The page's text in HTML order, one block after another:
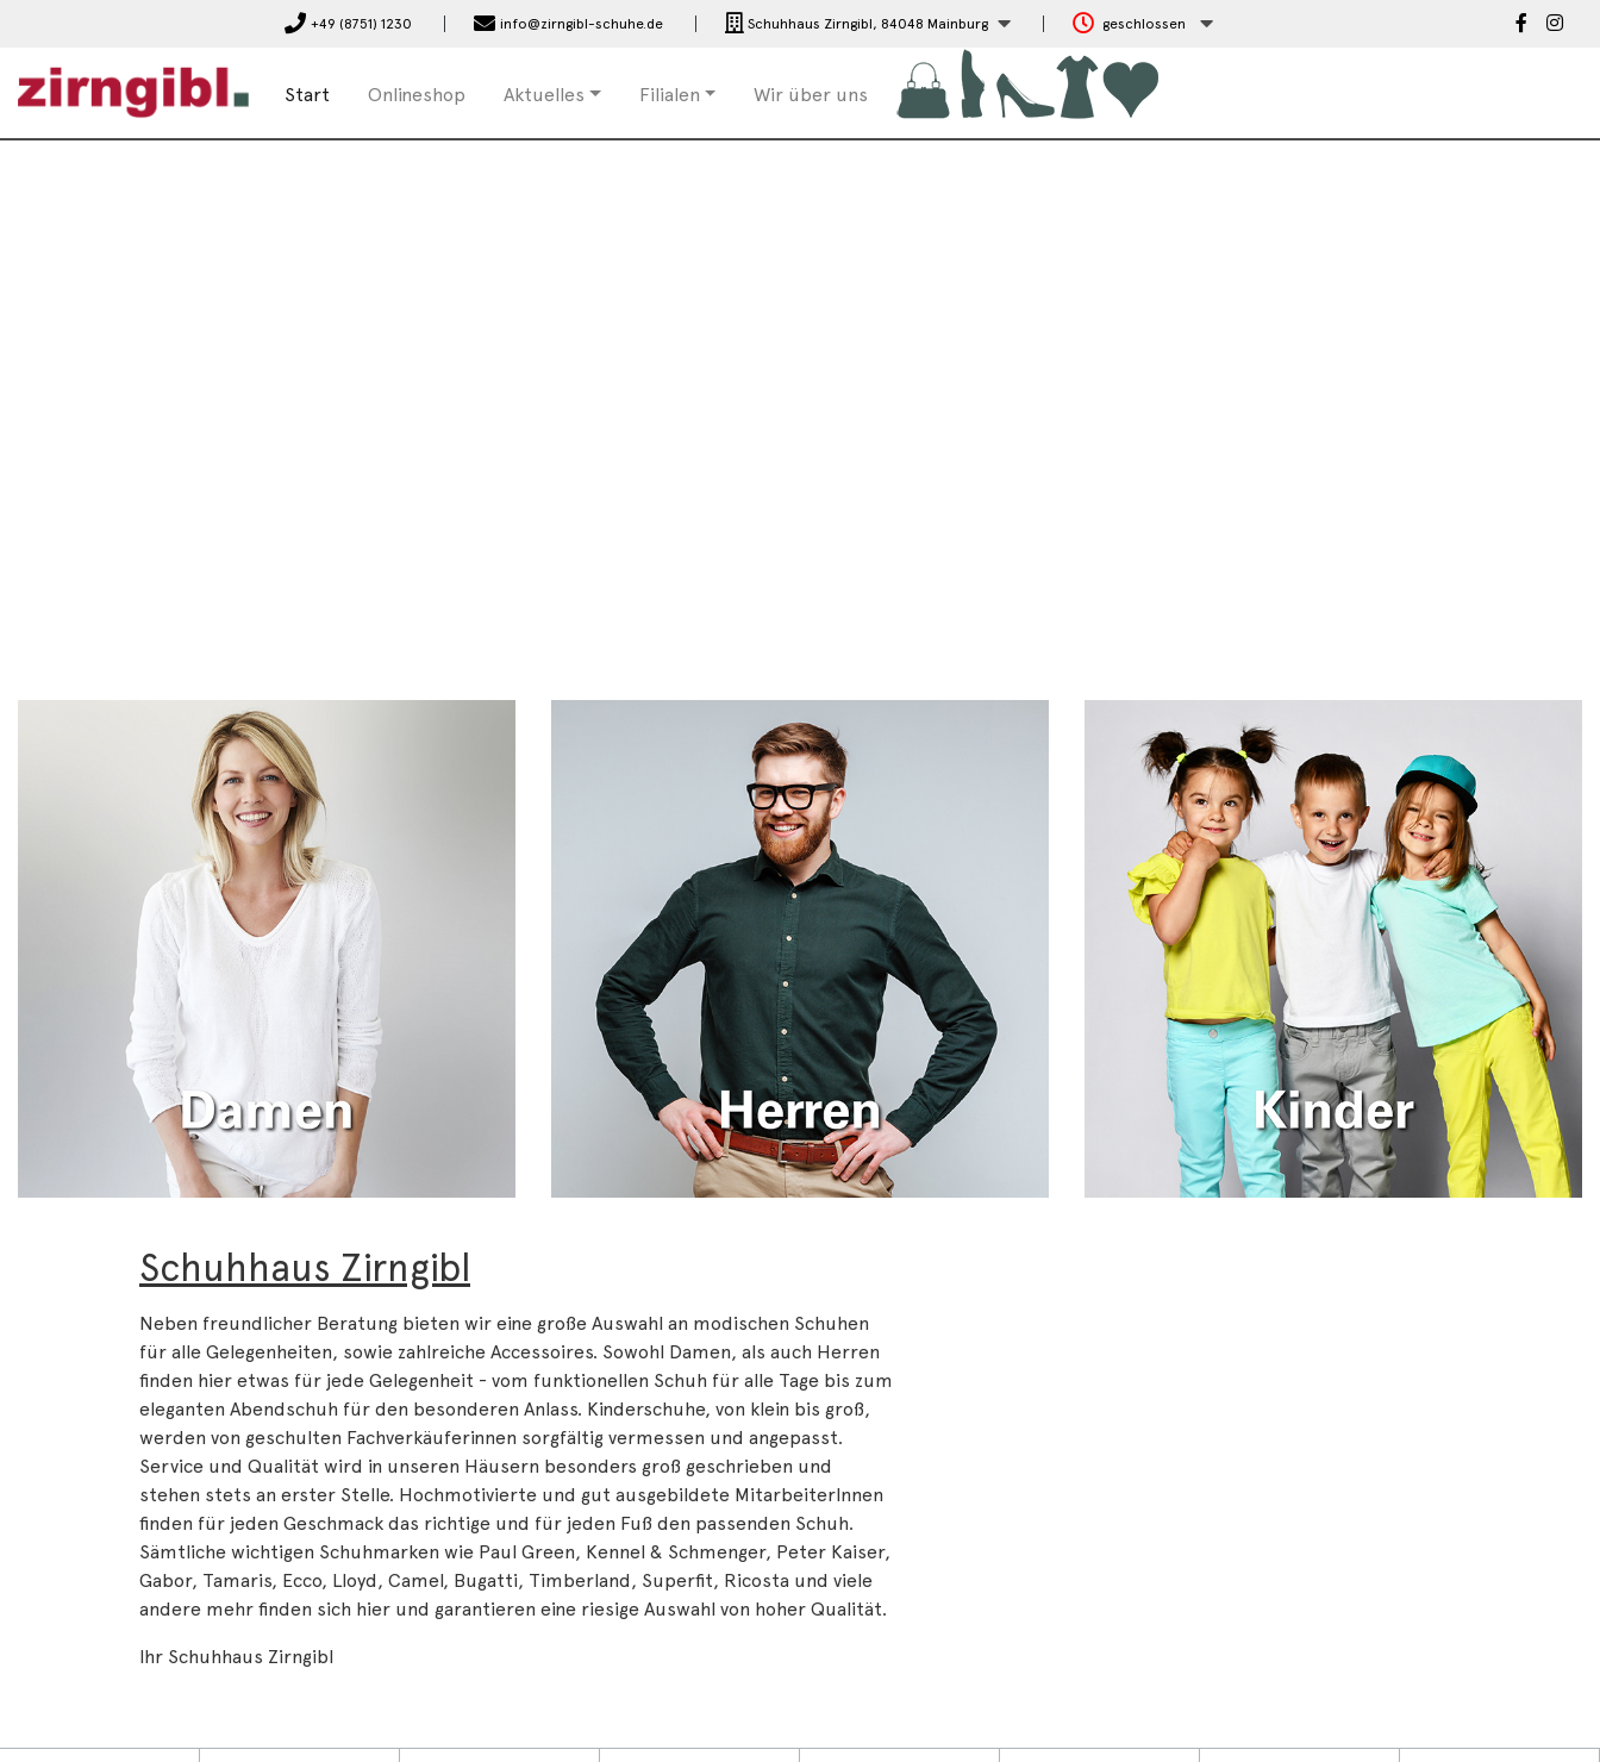
+49 (8751) 1230 info@zirngibl-schuhe.de Schuhhaus Zirngibl, 84048 Mainburg geschlossen
Start Onlineshop Aktuelles Filialen Wir über uns
Schuhhaus Zirngibl
Neben freundlicher Beratung bieten wir eine große Auswahl an modischen Schuhen
für alle Gelegenheiten, sowie zahlreiche Accessoires. Sowohl Damen, als auch Herren
finden hier etwas für jede Gelegenheit - vom funktionellen Schuh für alle Tage bis zum
eleganten Abendschuh für den besonderen Anlass. Kinderschuhe, von klein bis groß,
werden von geschulten Fachverkäuferinnen sorgfältig vermessen und angepasst.
Service und Qualität wird in unseren Häusern besonders groß geschrieben und
stehen stets an erster Stelle. Hochmotivierte und gut ausgebildete MitarbeiterInnen
finden für jeden Geschmack das richtige und für jeden Fuß den passenden Schuh.
Sämtliche wichtigen Schuhmarken wie Paul Green, Kennel & Schmenger, Peter Kaiser,
Gabor, Tamaris, Ecco, Lloyd, Camel, Bugatti, Timberland, Superfit, Ricosta und viele
andere mehr finden sich hier und garantieren eine riesige Auswahl von hoher Qualität.
Ihr Schuhhaus Zirngibl